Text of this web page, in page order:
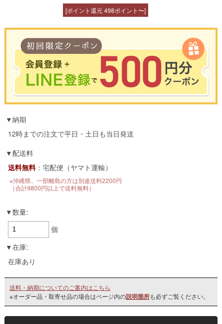
[ポイント還元 498ポイント〜]
LINEのアカウントを使って簡単に会員登録＆ログインすることも可能です。
納期
12時までの注文で平日・土日も当日発送
配送料
送料無料：宅配便（ヤマト運輸）
※沖縄県、一部離島の方は別途送料2200円
（合計9800円以上で送料無料）
数量:
個
在庫:
在庫あり
送料・納期についてのご案内はこちら
※オーダー品・取寄せ品の場合はページ内の説明箇所も必ずご覧ください。